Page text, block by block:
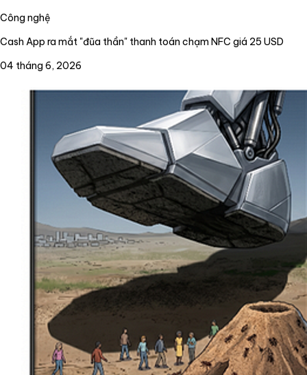
Công nghệ
Cash App ra mắt "đũa thần" thanh toán chạm NFC giá 25 USD
04 tháng 6, 2026